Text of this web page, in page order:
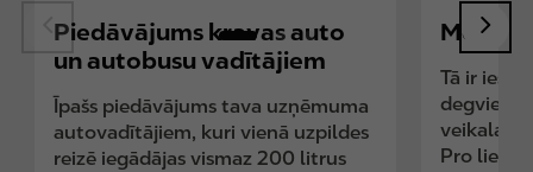
Piedāvājums kravas auto
un autobusu vadītājiem
Īpašs piedāvājums tava uzņēmuma
autovadītājiem, kuri vienā uzpildes
reizē iegādājas vismaz 200 litrus
Tā ir
degvielu,
veikala
Pro